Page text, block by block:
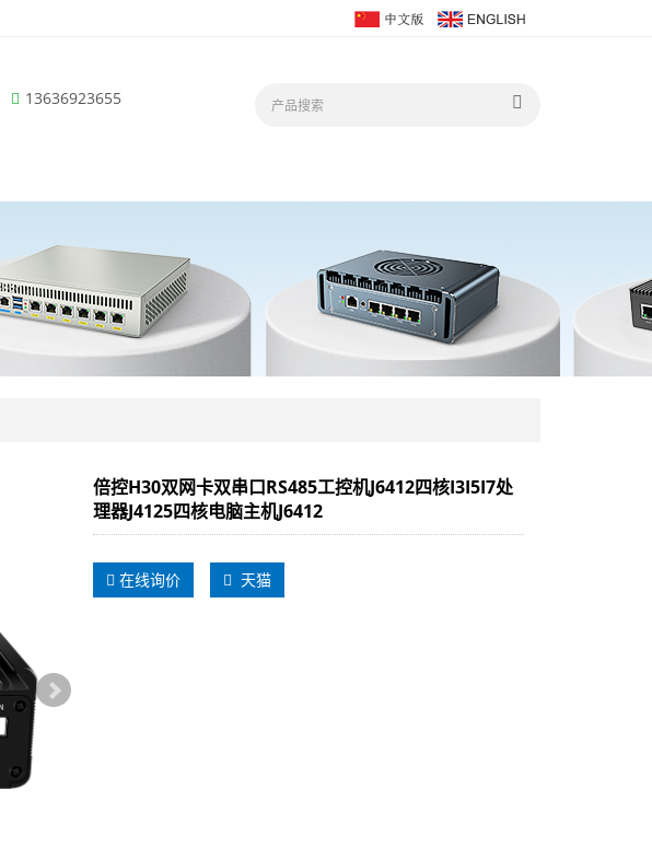
13636923655
倍控H30双网卡双串口RS485工控机J6412四核I3I5I7处
理器J4125四核电脑主机J6412
在线询价 天猫